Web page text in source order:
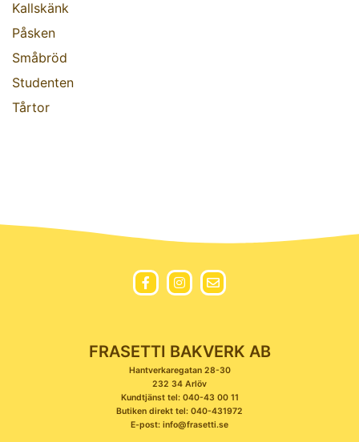
Kallskänk
Påsken
Småbröd
Studenten
Tårtor
FRASETTI BAKVERK AB
Hantverkaregatan 28-30
232 34 Arlöv
Kundtjänst tel: 040-43 00 11
Butiken direkt tel: 040-431972
E-post: info@frasetti.se